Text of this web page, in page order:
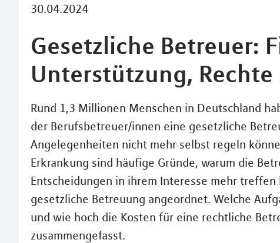
30.04.2024
Gesetzliche Betreuer:
Unterstützung,
Rund 1,3 Millionen Menschen in Deutschland
der Berufsbetreuer/innen eine gesetzliche
Angelegenheiten nicht mehr selbst regeln
Erkrankung sind häufige Gründe, warum die
Entscheidungen in ihrem Interesse mehr
gesetzliche Betreuung angeordnet. Welche
und wie hoch die Kosten für eine rechtliche
zusammengefasst.